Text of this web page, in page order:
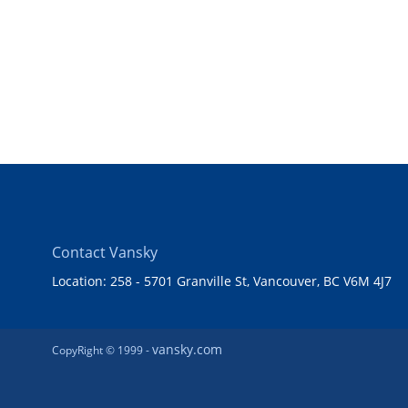
Contact Vansky
Location: 258 - 5701 Granville St, Vancouver, BC V6M 4J7
CopyRight © 1999 -vansky.com